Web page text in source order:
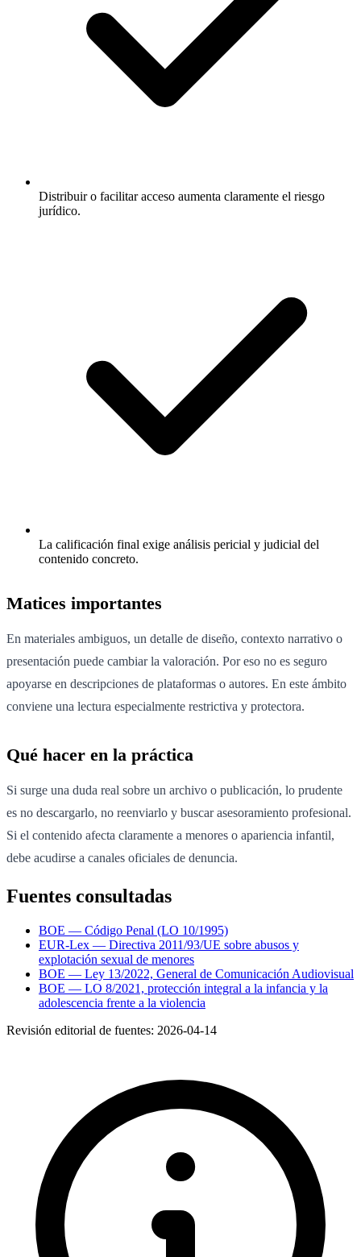
Distribuir o facilitar acceso aumenta claramente el riesgo
jurídico.
La calificación final exige análisis pericial y judicial del
contenido concreto.
Matices importantes
En materiales ambiguos, un detalle de diseño, contexto narrativo o
presentación puede cambiar la valoración. Por eso no es seguro
apoyarse en descripciones de plataformas o autores. En este ámbito
conviene una lectura especialmente restrictiva y protectora.
Qué hacer en la práctica
Si surge una duda real sobre un archivo o publicación, lo prudente
es no descargarlo, no reenviarlo y buscar asesoramiento profesional.
Si el contenido afecta claramente a menores o apariencia infantil,
debe acudirse a canales oficiales de denuncia.
Fuentes consultadas
BOE — Código Penal (LO 10/1995)
EUR-Lex — Directiva 2011/93/UE sobre abusos y
explotación sexual de menores
BOE — Ley 13/2022, General de Comunicación Audiovisual
BOE — LO 8/2021, protección integral a la infancia y la
adolescencia frente a la violencia
Revisión editorial de fuentes: 2026-04-14